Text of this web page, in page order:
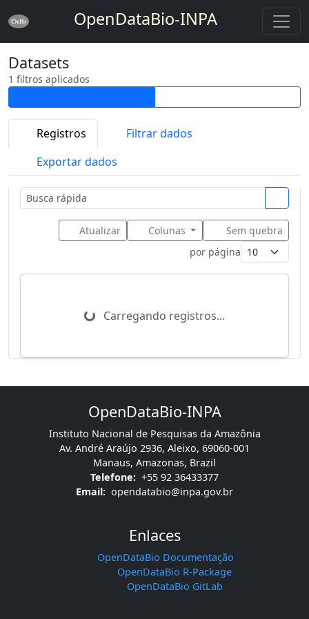
OpenDataBio-INPA
Datasets
1 filtros aplicados
Registros
Filtrar dados
Exportar dados
Atualizar Colunas
Sem quebra
por página
Carregando registros...
OpenDataBio-INPA
Instituto Nacional de Pesquisas da Amazônia
Av. André Araújo 2936, Aleixo, 69060-001
Manaus, Amazonas, Brazil
Telefone: +55 92 36433377
Email: opendatabio@inpa.gov.br
Enlaces
OpenDataBio Documentação
OpenDataBio R-Package
OpenDataBio GitLab